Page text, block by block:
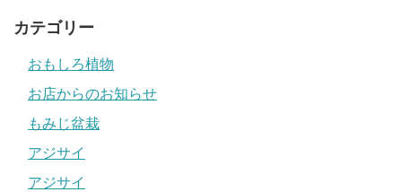
カテゴリー
おもしろ植物
お店からのお知らせ
もみじ盆栽
アジサイ
アジサイ